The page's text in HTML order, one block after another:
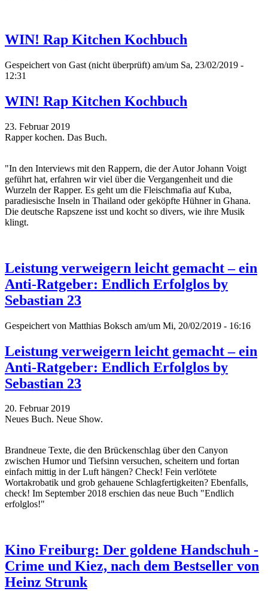
WIN! Rap Kitchen Kochbuch
Gespeichert von Gast (nicht überprüft) am/um Sa, 23/02/2019 -
12:31
WIN! Rap Kitchen Kochbuch
23. Februar 2019
Rapper kochen. Das Buch.
"In den Interviews mit den Rappern, die der Autor Johann Voigt
geführt hat, erfahren wir viel über die Vergangenheit und die
Wurzeln der Rapper. Es geht um die Fleischmafia auf Kuba,
paradiesische Inseln in Thailand oder geköpfte Hühner in Ghana.
Die deutsche Rapszene isst und kocht so divers, wie ihre Musik
klingt.
Leistung verweigern leicht gemacht – ein
Anti-Ratgeber: Endlich Erfolglos by
Sebastian 23
Gespeichert von Matthias Boksch am/um Mi, 20/02/2019 - 16:16
Leistung verweigern leicht gemacht – ein
Anti-Ratgeber: Endlich Erfolglos by
Sebastian 23
20. Februar 2019
Neues Buch. Neue Show.
Brandneue Texte, die den Brückenschlag über den Canyon
zwischen Humor und Tiefsinn versuchen, scheitern und fortan
einfach mittig in der Luft hängen? Check! Fein verlötete
Wortakrobatik und grob gehauene Schlagfertigkeiten? Ebenfalls,
check! Im September 2018 erschien das neue Buch "Endlich
erfolglos!"
Kino Freiburg: Der goldene Handschuh -
Crime und Kiez, nach dem Bestseller von
Heinz Strunk